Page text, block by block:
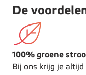
De
100% groene
Bij ons krijg je